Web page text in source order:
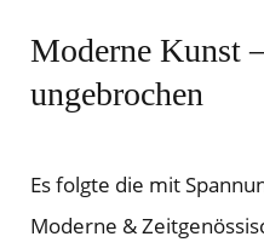
Moderne Kunst
ungebrochen
Es folgte die mit
Moderne &